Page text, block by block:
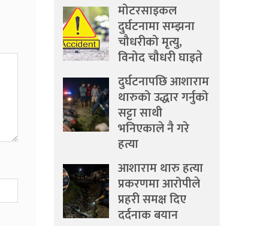
मोटरसाइकल
दुर्घटनामा सम्झना
चौधरीको मृत्यु,
विनोद चौधरी घाइते
दुर्घटनापछि आशाराम
थारुको उद्धार गर्नुको
सट्टा साथी
भनिएकाले नै गरे
हत्या
आशाराम थारु हत्या
प्रकरणमा आरोपीले
प्रहरी समक्ष दिए
दर्दनाक बयान